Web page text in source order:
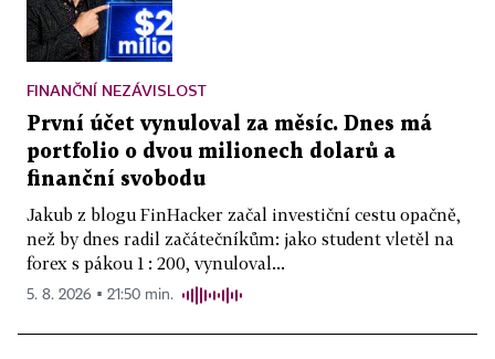
FINANČNÍ NEZÁVISLOST
První účet vynuloval za měsíc. Dnes má
portfolio o dvou milionech dolarů a
finanční svobodu
Jakub z blogu FinHacker začal investiční cestu opačně,
než by dnes radil začátečníkům: jako student vletěl na
forex s pákou 1 : 200, vynuloval...
5. 8. 2026 ▪ 21:50 min.